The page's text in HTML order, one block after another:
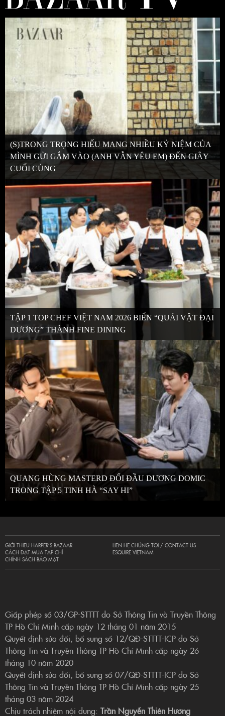
(S)TRONG TRỌNG HIẾU MANG NHIỀU KỶ NIỆM CỦA
MÌNH GỬI GẮM VÀO (ANH VẪN YÊU EM) ĐẾN GIÂY
CUỐI CÙNG
TẬP 1 TOP CHEF VIỆT NAM 2026 BIẾN “QUÁI VẬT ĐẠI
DƯƠNG” THÀNH FINE DINING
QUANG HÙNG MASTERD ĐỐI ĐẦU DƯƠNG DOMIC
TRONG TẬP 5 TINH HÀ “SAY HI”
GIỚI THIỆU HARPER’S BAZAAR
CÁCH ĐẶT MUA TẠP CHÍ
CHÍNH SÁCH BẢO MẬT
LIÊN HỆ CHÚNG TÔI / CONTACT US
ESQUIRE VIETNAM
Giấp phép số 03/GP-STTTT do Sở Thông Tin và Truyền Thông
TP Hồ Chí Minh cấp ngày 12 tháng 01 năm 2015
Quyết định sửa đổi, bổ sung số 12/QĐ-STTTT-ICP do Sở
Thông Tin và Truyền Thông TP Hồ Chí Minh cấp ngày 26
tháng 10 năm 2020
Quyết định sửa đổi, bổ sung số 07/QĐ-STTTT-ICP do Sở
Thông Tin và Truyền Thông TP Hồ Chí Minh cấp ngày 25
tháng 03 năm 2024
Chịu trách nhiệm nội dung: Trần Nguyễn Thiên Hương